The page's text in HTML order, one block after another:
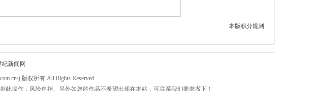
本版积分规则
纪新闻网
) 版权所有 All Rights Reserved.
操作，风险自担。另外如您的作品不希望出现在本站，可联系我们要求撤下！